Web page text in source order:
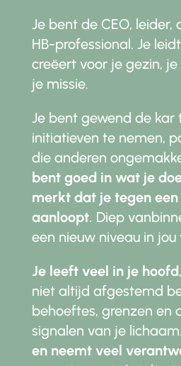
Je bent de CEO, leider,
HB-professional. Je
creëert voor je gezin,
je missie.
Je bent gewend de kar
initiatieven te nemen,
die anderen
bent goed in wat je
merkt dat je tegen
aanloopt. Diep
een nieuw niveau in jou
Je leeft veel in je hoofd
niet altijd afgestemd
behoeftes, grenzen en
signalen van je lichaam.
en neemt veel